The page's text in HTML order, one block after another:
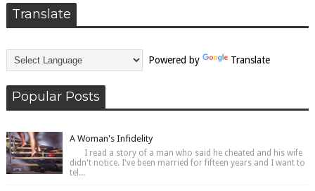
Translate
Powered by Translate
Popular Posts
A Woman's Infidelity
I read a story of a man who said he cheated and his wife
didn't notice. I've been married for fifteen years and I want to
tel...